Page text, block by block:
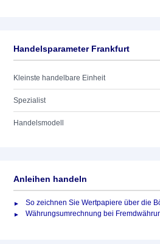
Handelsparameter Frankfurt
Kleinste handelbare Einheit
Spezialist
Handelsmodell
Anleihen handeln
So zeichnen Sie Wertpapiere über die
Währungsumrechnung bei